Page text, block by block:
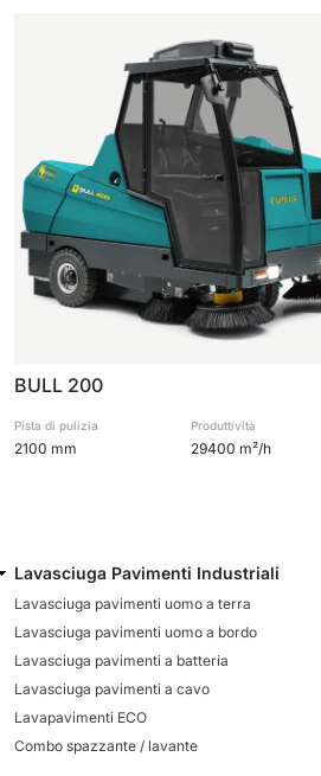
BULL 200
Pista di pulizia
2100 mm
Produttività
29400 m²/h
Lavasciuga Pavimenti Industriali
Lavasciuga pavimenti uomo a terra
Lavasciuga pavimenti uomo a bordo
Lavasciuga pavimenti a batteria
Lavasciuga pavimenti a cavo
Lavapavimenti ECO
Combo spazzante / lavante